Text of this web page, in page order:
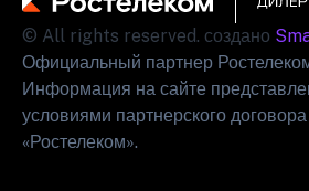
© All rights reserved. создано
Официальный партнер
Информация на сайте
условиями партнерского
«Ростелеком».